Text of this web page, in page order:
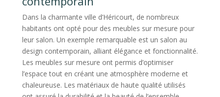
Dans la charmante ville d’Héricourt, de nombreux
habitants ont opté pour des meubles sur mesure pour
leur salon. Un exemple remarquable est un salon au
design contemporain, alliant élégance et fonctionnalité.
Les meubles sur mesure ont permis d’optimiser
l’espace tout en créant une atmosphère moderne et
chaleureuse. Les matériaux de haute qualité utilisés